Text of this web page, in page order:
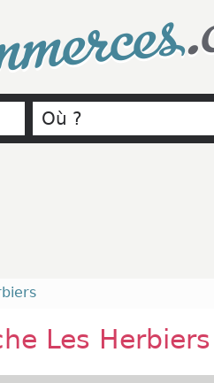
Les Herbiers